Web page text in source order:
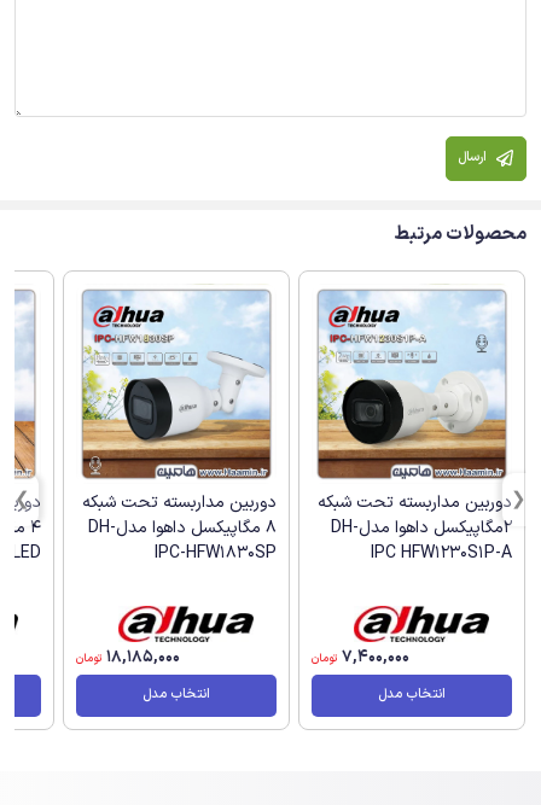
ارسال
محصولات مرتبط
دوربین مداربسته تحت شبکه
2مگاپیکسل داهوا مدلDH-
IPC HFW1230S1P-A
7,400,000 تومان
انتخاب مدل
دوربین مداربسته تحت شبکه
8 مگاپیکسل داهوا مدلDH-
IPC-HFW1830SP
18,185,000 تومان
انتخاب مدل
LED